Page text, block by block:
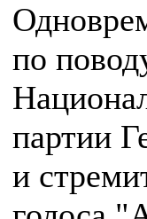
по
партии
и